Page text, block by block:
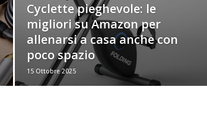
Cyclette pieghevole: le
migliori su Amazon per
allenarsi a casa anche con
poco spazio
15 Ottobre 2025